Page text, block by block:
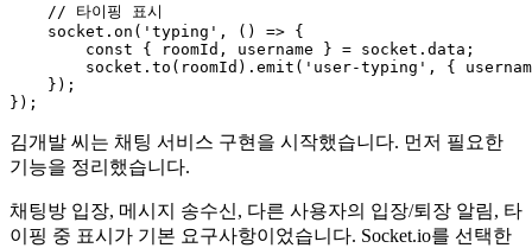
// 타이핑 표시
    socket.
on ( 'typing' , () => {
const { roomId, username } = socket. data ;
        socket.
to (roomId). emit ( 'user-typing' , {
    });
김개발 씨는 채팅 서비스 구현을 시작했습니다. 먼저 필요한
기능을 정리했습니다.
채팅방 입장, 메시지 송수신, 다른 사용자의 입장/퇴장 알림, 타
이핑 중 표시가 기본 요구사항이었습니다. Socket.io를 선택한